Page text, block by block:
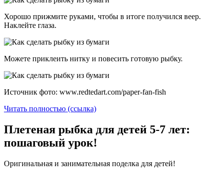
Хорошо прижмите руками, чтобы в итоге получился веер.
Наклейте глаза.
Можете приклеить нитку и повесить готовую рыбку.
Источник фото: www.redtedart.com/paper-fan-fish
Читать полностью (ссылка)
Плетеная рыбка для детей 5-7 лет:
пошаговый урок!
Оригинальная и занимательная поделка для детей!